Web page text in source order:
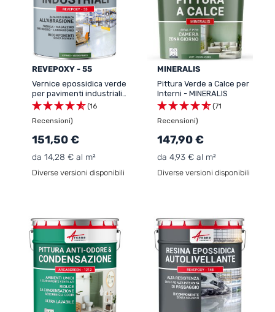
REVEPOXY - 55
Vernice epossidica verde
per pavimenti industriali
e parcheggi - REVEPOXY
- 55
(16
Recensioni)
151,50 €
da 14,28 € al m²
Diverse versioni disponibili
MINERALIS
Pittura Verde a Calce per
Interni - MINERALIS
(71
Recensioni)
147,90 €
da 4,93 € al m²
Diverse versioni disponibili